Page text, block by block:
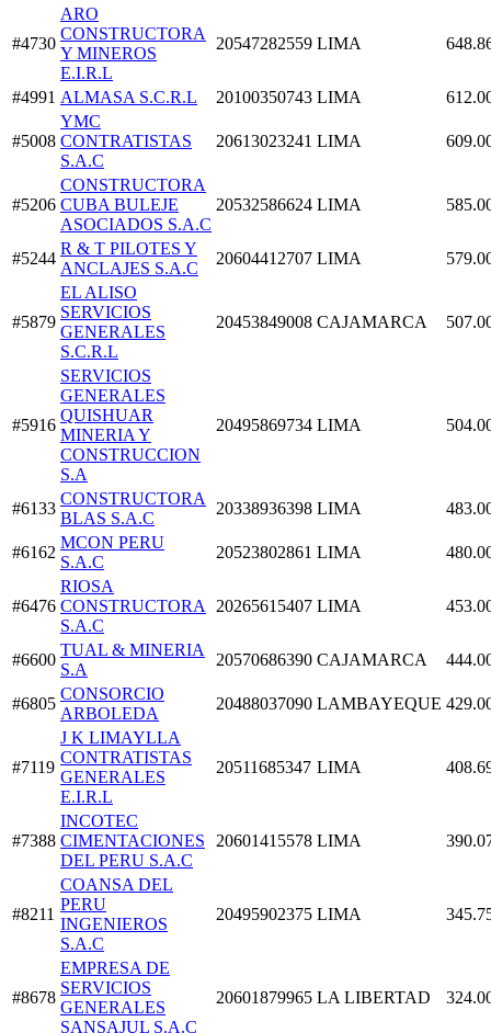
#4730
ARO
CONSTRUCTORA
Y MINEROS
E.I.R.L
20547282559 LIMA
#4991 ALMASA S.C.R.L 20100350743 LIMA
#5008
YMC
CONTRATISTAS
S.A.C
20613023241 LIMA
#5206
CONSTRUCTORA
CUBA BULEJE
ASOCIADOS S.A.C
20532586624 LIMA
#5244
R & T PILOTES Y
ANCLAJES S.A.C
20604412707 LIMA
#5879
EL ALISO
SERVICIOS
GENERALES
S.C.R.L
20453849008 CAJAMARCA
#5916
SERVICIOS
GENERALES
QUISHUAR
MINERIA Y
CONSTRUCCION
S.A
20495869734 LIMA
#6133
CONSTRUCTORA
BLAS S.A.C
20338936398 LIMA
#6162
MCON PERU
S.A.C
20523802861 LIMA
#6476
RIOSA
CONSTRUCTORA
S.A.C
20265615407 LIMA
#6600
TUAL & MINERIA
S.A
20570686390 CAJAMARCA
#6805
CONSORCIO
ARBOLEDA
20488037090 LAMBAYEQUE
#7119
J K LIMAYLLA
CONTRATISTAS
GENERALES
E.I.R.L
20511685347 LIMA
#7388
INCOTEC
CIMENTACIONES
DEL PERU S.A.C
20601415578 LIMA
#8211
COANSA DEL
PERU
INGENIEROS
S.A.C
20495902375 LIMA
#8678
EMPRESA DE
SERVICIOS
GENERALES
SANSAJUL S.A.C
20601879965 LA LIBERTAD